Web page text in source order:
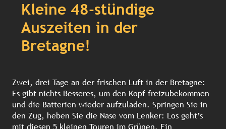
Kleine 48-stündige
Auszeiten in der
Bretagne!
Zwei, drei Tage an der frischen Luft in der Bretagne:
Es gibt nichts Besseres, um den Kopf freizubekommen
und die Batterien wieder aufzuladen. Springen Sie in
den Zug, heben Sie die Nase vom Lenker: Los geht’s
mit diesen 5 kleinen Touren im Grünen. Ein